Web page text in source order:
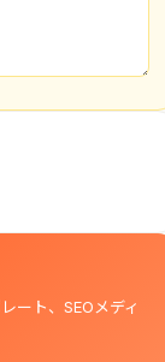
ート、SEOメディ